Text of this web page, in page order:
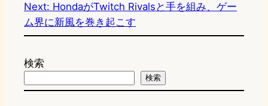
Next: HondaがTwitch Rivalsと手を組み、ゲー
ム界に新風を巻き起こす
検索
検索